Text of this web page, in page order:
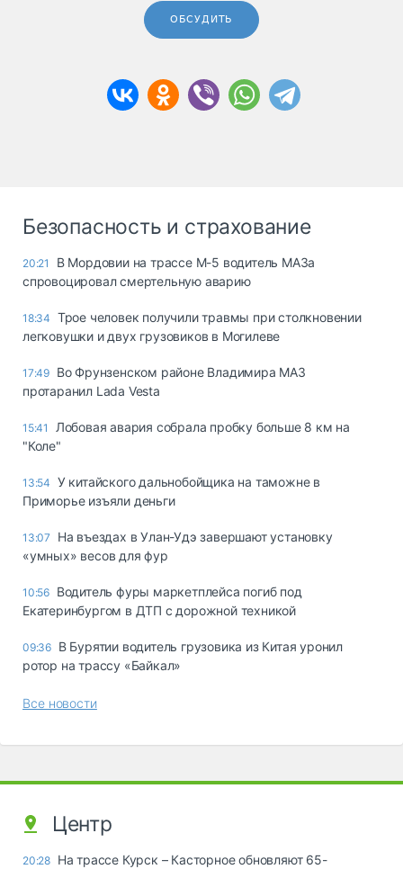
ОБСУДИТЬ
Безопасность и страхование
20:21
В Мордовии на трассе М-5 водитель МАЗа
спровоцировал смертельную аварию
18:34 Трое человек получили травмы при столкновении
легковушки и двух грузовиков в Могилеве
17:49 Во Фрунзенском районе Владимира МАЗ
протаранил Lada Vesta
15:41
Лобовая авария собрала пробку больше 8 км на
"Коле"
13:54 У китайского дальнобойщика на таможне в
Приморье изъяли деньги
13:07
Ha въeздax в Улaн-Удэ зaвepшaют ycтaнoвкy
«yмныx» вecoв для фyp
10:56 Водитель фуры маркетплейса погиб под
Екатеринбургом в ДТП с дорожной техникой
09:36 В Бурятии водитель грузовика из Китая уронил
ротор на трассу «Байкал»
Все новости
Центр
20:28 На трассе Курск – Касторное обновляют 65-